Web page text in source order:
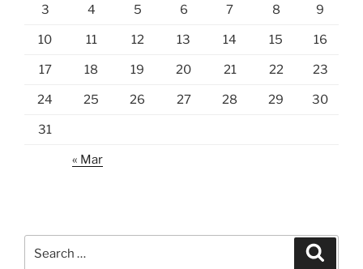
3 4 5 6 7 8 9
10 11 12 13 14 15 16
17 18 19 20 21 22 23
24 25 26 27 28 29 30
31
« Mar